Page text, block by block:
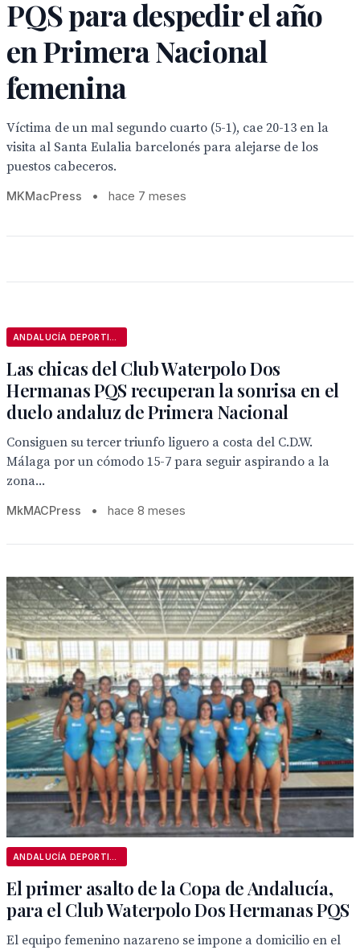
PQS para despedir el año
en Primera Nacional
femenina
Víctima de un mal segundo cuarto (5-1), cae 20-13 en la
visita al Santa Eulalia barcelonés para alejarse de los
puestos cabeceros.
MKMacPress • hace 7 meses
Las chicas del Club Waterpolo Dos
Hermanas PQS recuperan la sonrisa en el
duelo andaluz de Primera Nacional
Consiguen su tercer triunfo liguero a costa del C.D.W.
Málaga por un cómodo 15-7 para seguir aspirando a la
zona...
MkMACPress • hace 8 meses
El primer asalto de la Copa de Andalucía,
para el Club Waterpolo Dos Hermanas PQS
El equipo femenino nazareno se impone a domicilio en el